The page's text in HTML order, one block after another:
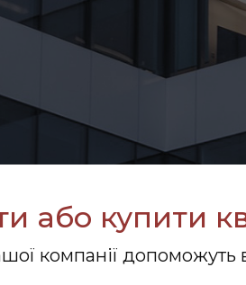
або купити
компанії